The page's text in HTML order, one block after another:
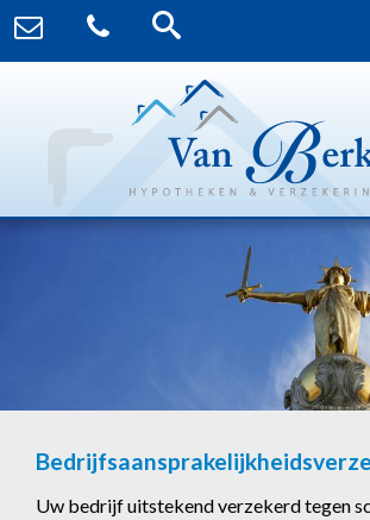
Uw bedrijf uitstekend verzekerd tegen